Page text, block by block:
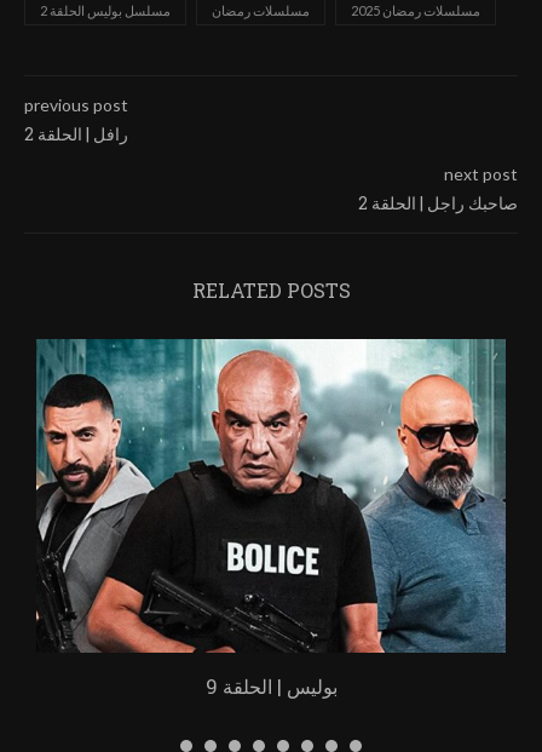
مسلسل بوليس الحلقة 2 مسلسلات رمضان مسلسلات رمضان 2025
previous post
رافل | الحلقة 2
next post
صاحبك راجل | الحلقة 2
RELATED POSTS
بوليس | الحلقة 9